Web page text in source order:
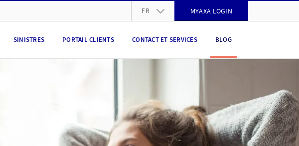
FR MYAXA LOGIN
SINISTRES PORTAIL CLIENTS CONTACT ET SERVICES BLOG